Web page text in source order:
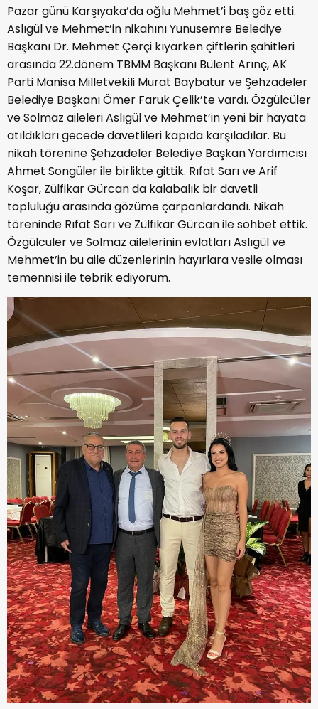
Pazar günü Karşıyaka’da oğlu Mehmet’i baş göz etti.
Aslıgül ve Mehmet’in nikahını Yunusemre Belediye
Başkanı Dr. Mehmet Çerçi kıyarken çiftlerin şahitleri
arasında 22.dönem TBMM Başkanı Bülent Arınç, AK
Parti Manisa Milletvekili Murat Baybatur ve Şehzadeler
Belediye Başkanı Ömer Faruk Çelik’te vardı. Özgülcüler
ve Solmaz aileleri Aslıgül ve Mehmet’in yeni bir hayata
atıldıkları gecede davetlileri kapıda karşıladılar. Bu
nikah törenine Şehzadeler Belediye Başkan Yardımcısı
Ahmet Songüler ile birlikte gittik. Rıfat Sarı ve Arif
Koşar, Zülfikar Gürcan da kalabalık bir davetli
topluluğu arasında gözüme çarpanlardandı. Nikah
töreninde Rıfat Sarı ve Zülfikar Gürcan ile sohbet ettik.
Özgülcüler ve Solmaz ailelerinin evlatları Aslıgül ve
Mehmet’in bu aile düzenlerinin hayırlara vesile olması
temennisi ile tebrik ediyorum.